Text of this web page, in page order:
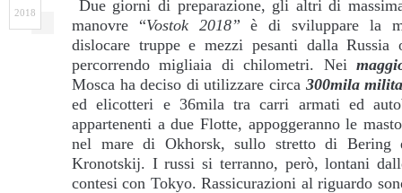
2018
Due giorni di preparazione, gli altri di
manovre “Vostok 2018”è di sviluppare la
dislocare truppe e mezzi pesanti dalla Russia
percorrendo migliaia di chilometri. Nei
Mosca ha deciso di utilizzare circa 300mila
ed elicotteri e 36mila tra carri armati ed
appartenenti a due Flotte, appoggeranno le
nel mare di Okhorsk, sullo stretto di
Kronotskij. I russi si terranno, però, lontani
contesi con Tokyo. Rassicurazioni al riguardo